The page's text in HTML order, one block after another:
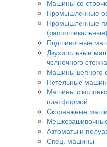
Машины со
Промышленные
Промышленные
Подшивочные
Двухигольные
челночного стежка
Машины цепного
Петельные
Машины с
платформой
Cкорняжные
Автоматы и
Спец. машины